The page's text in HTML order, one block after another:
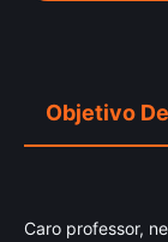
Objetivo
Caro professor,